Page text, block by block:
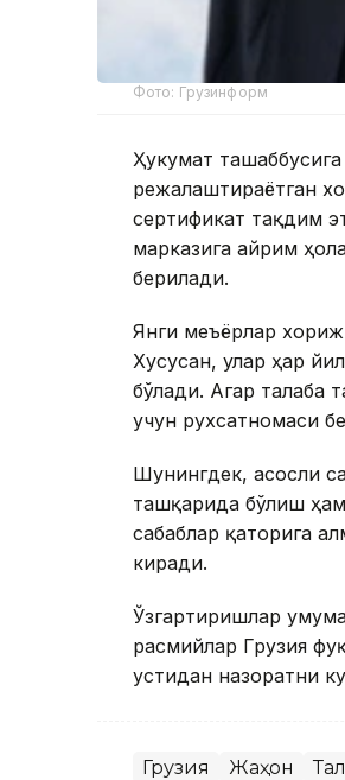
Фото: Грузинформ
Ҳукумат
режалаштираётган
сертификат тақдим
марказига айрим
берилади.
Янги меъёрлар
Хусусан, улар ҳар
бўлади. Агар талаба
учун рухсатномаси
Шунингдек, асосли
ташқарида бўлиш
сабаблар қаторига
киради.
Ўзгартиришлар
расмийлар Грузия
устидан назоратни
Грузия Жаҳон